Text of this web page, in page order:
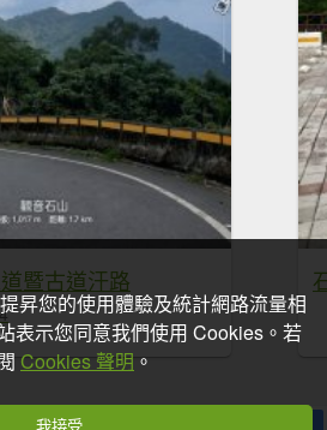
暨古道汗路
昇您的使用體驗及統計網路流量相
表示您同意我們使用 Cookies。若
Cookies 聲明 。